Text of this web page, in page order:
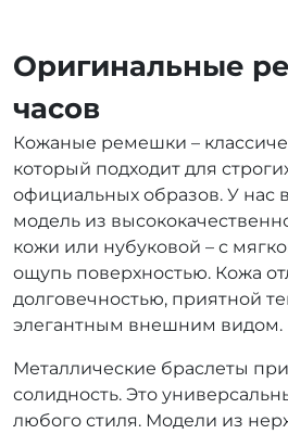
Оригинальные
часов
Кожаные ремешки –
который подходит для
официальных образов. У нас
модель из
кожи или нубуковой – с
ощупь поверхностью. Кожа
долговечностью, приятной
элегантным внешним видом.
Металлические браслеты
солидность. Это
любого стиля. Модели из